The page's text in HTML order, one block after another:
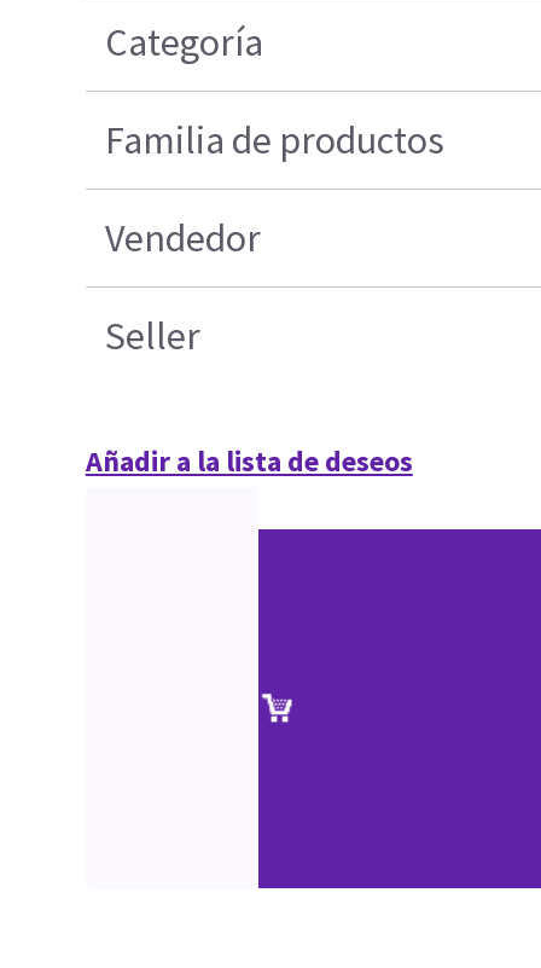
Categoría
Familia de productos
Vendedor
Seller
Añadir a la lista de deseos